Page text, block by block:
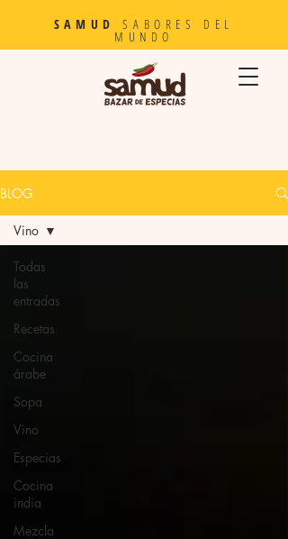
SAMUD SABORES DEL
MUNDO
BLOG
Todas
las
entradas
Recetas
Cocina
árabe
Sopa
Vino
Especias
Cocina
india
Mezcla
Vino